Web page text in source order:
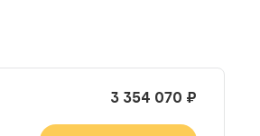
3 354 070 ₽